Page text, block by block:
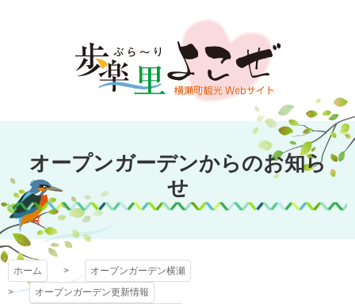
文
キ
プ
オープンガーデン
横瀬
オープンガーデンからのお知ら
せ
ホーム
オープンガーデン横瀬
オープンガーデン更新情報